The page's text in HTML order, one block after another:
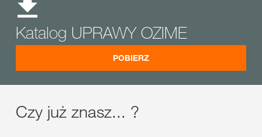
Katalog UPRAWY OZIME
POBIERZ
Czy już znasz... ?